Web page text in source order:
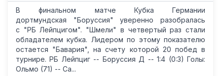
В финальном матче Кубка Германии
дортмундская "Боруссия" уверенно разобралась
с "РБ Лейпцигом". "Шмели" в четвертый раз стали
обладателем кубка. Лидером по этому показателю
остается "Бавария", на счету которой 20 побед в
турнире. РБ Лейпциг -- Боруссия Д -- 1:4 (0:3) Голы:
Ольмо (71) -- Са...